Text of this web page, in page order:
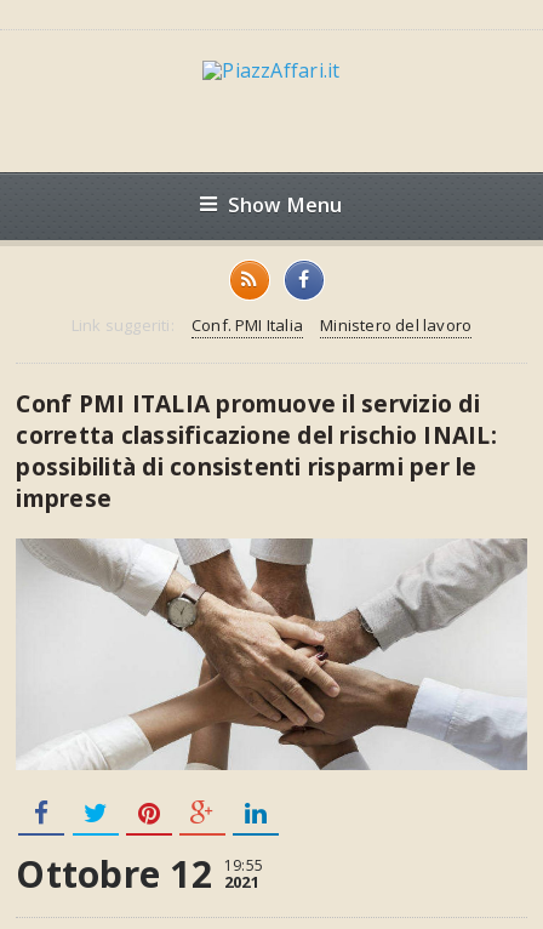
Show Menu
Link suggeriti: Conf. PMI Italia Ministero del lavoro
Conf PMI ITALIA promuove il servizio di
corretta classificazione del rischio INAIL:
possibilità di consistenti risparmi per le
imprese
Ottobre 12 19:55
2021